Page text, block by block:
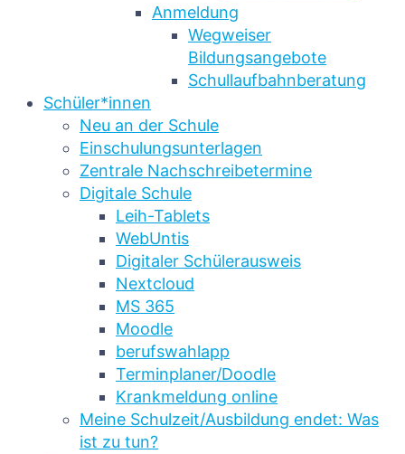
Anmeldung
Wegweiser
Bildungsangebote
Schullaufbahnberatung
Schüler*innen
Neu an der Schule
Einschulungsunterlagen
Zentrale Nachschreibetermine
Digitale Schule
Leih-Tablets
WebUntis
Digitaler Schülerausweis
Nextcloud
MS 365
Moodle
berufswahlapp
Terminplaner/Doodle
Krankmeldung online
Meine Schulzeit/Ausbildung endet: Was
ist zu tun?